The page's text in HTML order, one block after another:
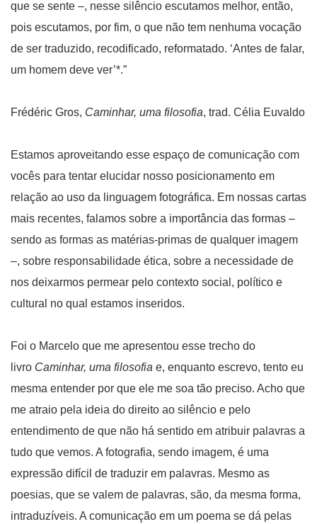
que se sente –, nesse silêncio escutamos melhor, então,
pois escutamos, por fim, o que não tem nenhuma vocação
de ser traduzido, recodificado, reformatado. ‘Antes de falar,
um homem deve ver’*.”
Frédéric Gros, Caminhar, uma filosofia, trad. Célia Euvaldo
Estamos aproveitando esse espaço de comunicação com
vocês para tentar elucidar nosso posicionamento em
relação ao uso da linguagem fotográfica. Em nossas cartas
mais recentes, falamos sobre a importância das formas –
sendo as formas as matérias-primas de qualquer imagem
–, sobre responsabilidade ética, sobre a necessidade de
nos deixarmos permear pelo contexto social, político e
cultural no qual estamos inseridos.
Foi o Marcelo que me apresentou esse trecho do
livro Caminhar, uma filosofia e, enquanto escrevo, tento eu
mesma entender por que ele me soa tão preciso. Acho que
me atraio pela ideia do direito ao silêncio e pelo
entendimento de que não há sentido em atribuir palavras a
tudo que vemos. A fotografia, sendo imagem, é uma
expressão difícil de traduzir em palavras. Mesmo as
poesias, que se valem de palavras, são, da mesma forma,
intraduzíveis. A comunicação em um poema se dá pelas